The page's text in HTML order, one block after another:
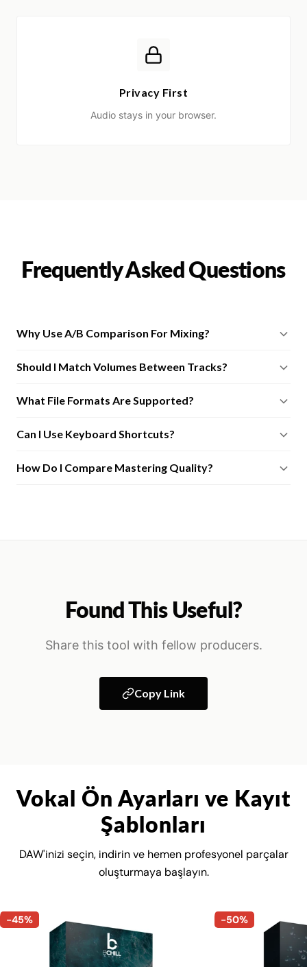
Privacy First
Audio stays in your browser.
Frequently Asked Questions
Why Use A/B Comparison For Mixing?
Should I Match Volumes Between Tracks?
What File Formats Are Supported?
Can I Use Keyboard Shortcuts?
How Do I Compare Mastering Quality?
Found This Useful?
Share this tool with fellow producers.
Copy Link
Vokal Ön Ayarları ve Kayıt
Şablonları
DAW'inizi seçin, indirin ve hemen profesyonel parçalar
oluşturmaya başlayın.
-45% -50%